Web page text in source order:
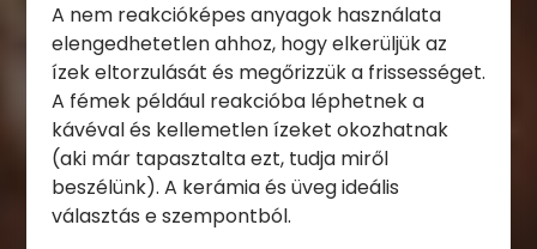
A nem reakcióképes anyagok használata
elengedhetetlen ahhoz, hogy elkerüljük az
ízek eltorzulását és megőrizzük a frissességet.
A fémek például reakcióba léphetnek a
kávéval és kellemetlen ízeket okozhatnak
(aki már tapasztalta ezt, tudja miről
beszélünk). A kerámia és üveg ideális
választás e szempontból.